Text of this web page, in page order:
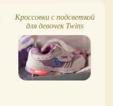
Кроссовки с подсветкой
для девочек Twins